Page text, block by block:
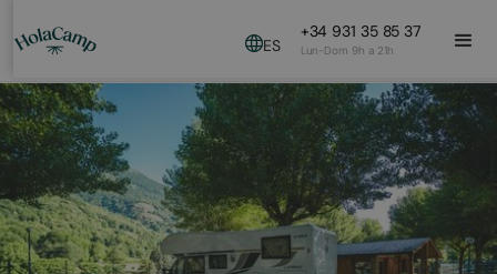
ES
+34 931 35 85 37
Lun-Dom 9h a 21h